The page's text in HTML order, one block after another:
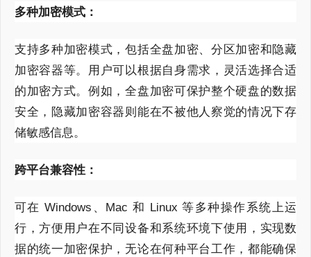
多种加密模式：
支持多种加密模式，包括全盘加密、分区加密和隐藏
加密容器等。用户可以根据自身需求，灵活选择合适
的加密方式。例如，全盘加密可保护整个硬盘的数据
安全，隐藏加密容器则能在不被他人察觉的情况下存
储敏感信息。
跨平台兼容性：
可在 Windows 、 Mac 和 Linux等多种操作系统上运
行，方便用户在不同设备和系统环境下使用，实现数
据的统一加密保护，无论在何种平台工作，都能确保